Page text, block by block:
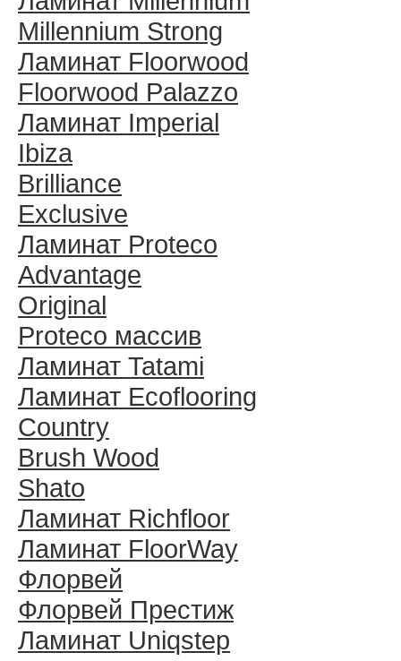
Millennium Strong
Ламинат Floorwood
Floorwood Palazzo
Ламинат Imperial
Ibiza
Brilliance
Exclusive
Ламинат Proteco
Advantage
Original
Proteco массив
Ламинат Tatami
Ламинат Ecoflooring
Country
Brush Wood
Shato
Ламинат Richfloor
Ламинат FloorWay
Флорвей
Флорвей Престиж
Ламинат Uniqstep